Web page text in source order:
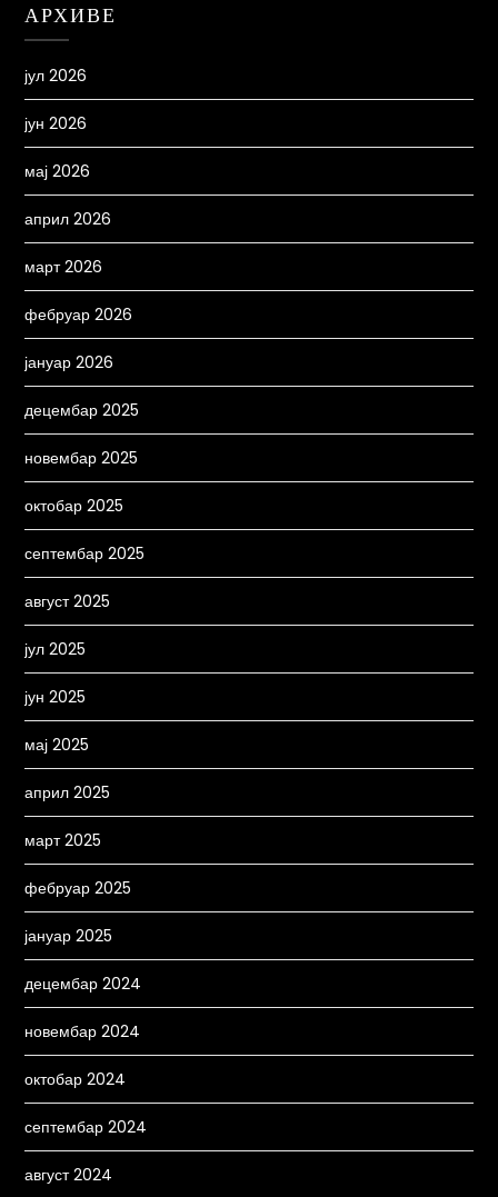
АРХИВЕ
јул 2026
јун 2026
мај 2026
април 2026
март 2026
фебруар 2026
јануар 2026
децембар 2025
новембар 2025
октобар 2025
септембар 2025
август 2025
јул 2025
јун 2025
мај 2025
април 2025
март 2025
фебруар 2025
јануар 2025
децембар 2024
новембар 2024
октобар 2024
септембар 2024
август 2024